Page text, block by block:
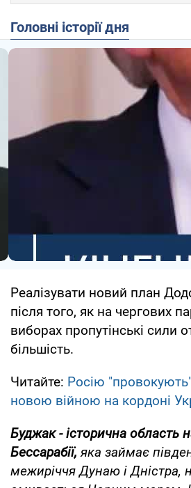
Головні історії дня
Реалізувати новий план
після того, як на чергових
виборах пропутінські сили
більшість.
Читайте: Росію
новою війною на кордоні
Буджак - історична область
Бессарабії, яка займає
межиріччя Дунаю і Дністра,